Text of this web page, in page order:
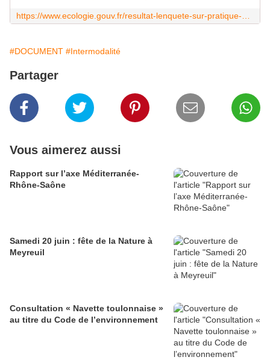
#DOCUMENT #Intermodalité
Partager
Vous aimerez aussi
Rapport sur l’axe Méditerranée-
Rhône-Saône
Samedi 20 juin : fête de la Nature à
Meyreuil
Consultation « Navette toulonnaise »
au titre du Code de l’environnement